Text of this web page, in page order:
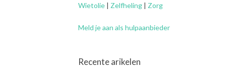
Wietolie | Zelfheling | Zorg
Meld je aan als hulpaanbieder
Recente arikelen